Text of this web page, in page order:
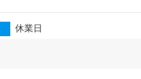
休業日